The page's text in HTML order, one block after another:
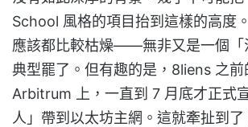
School 風格的項目抬到這樣的高度
應該都比較枯燥——無非又是一個「
典型罷了。但有趣的是，8liens 之
Arbitrum 上，一直到 7 月底才正式
人」帶到以太坊主網。這就牽扯到